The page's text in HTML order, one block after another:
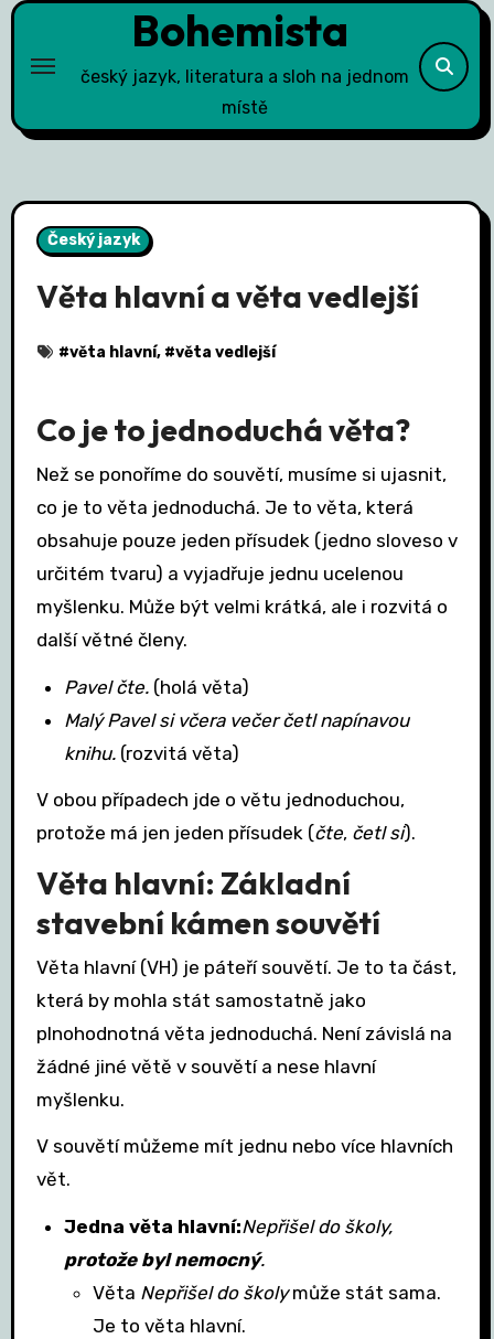
Skip
content
Bohemista
český jazyk, literatura a sloh na jednom
místě
Český jazyk
Věta hlavní a věta vedlejší
#věta hlavní, #věta vedlejší
Co je to jednoduchá věta?
Než se ponoříme do souvětí, musíme si ujasnit,
co je to věta jednoduchá. Je to věta, která
obsahuje pouze jeden přísudek (jedno sloveso v
určitém tvaru) a vyjadřuje jednu ucelenou
myšlenku. Může být velmi krátká, ale i rozvitá o
další větné členy.
Pavel čte. (holá věta)
Malý Pavel si včera večer četl napínavou
knihu. (rozvitá věta)
V obou případech jde o větu jednoduchou,
protože má jen jeden přísudek (čte, četl si).
Věta hlavní: Základní
stavební kámen souvětí
Věta hlavní (VH) je páteří souvětí. Je to ta část,
která by mohla stát samostatně jako
plnohodnotná věta jednoduchá. Není závislá na
žádné jiné větě v souvětí a nese hlavní
myšlenku.
V souvětí můžeme mít jednu nebo více hlavních
vět.
Jedna věta hlavní:Nepřišel do školy,
protože byl nemocný.
Věta Nepřišel do školymůže stát sama.
Je to věta hlavní.